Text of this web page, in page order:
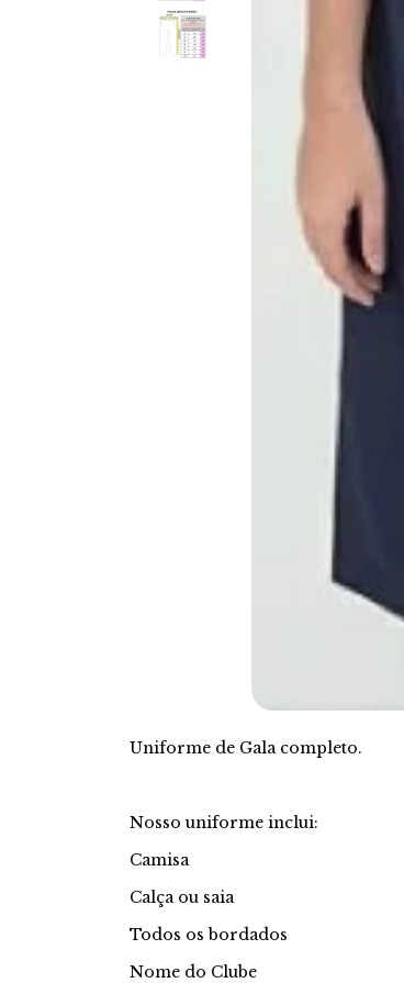
Uniforme de Gala completo.
Nosso uniforme inclui:
Camisa
Calça ou saia
Todos os bordados
Nome do Clube